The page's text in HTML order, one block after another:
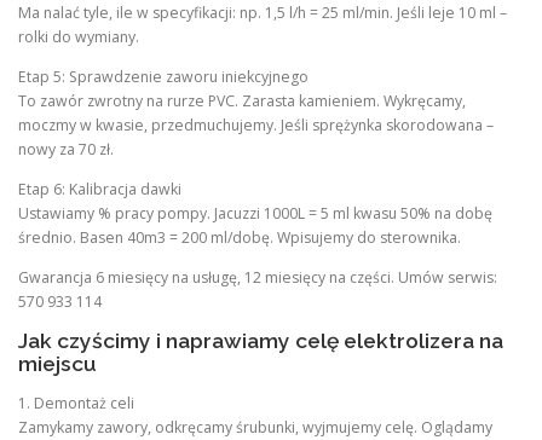
Ma nalać tyle, ile w specyfikacji: np. 1,5 l/h = 25 ml/min. Jeśli leje 10 ml –
rolki do wymiany.
Etap 5: Sprawdzenie zaworu iniekcyjnego
To zawór zwrotny na rurze PVC. Zarasta kamieniem. Wykręcamy,
moczmy w kwasie, przedmuchujemy. Jeśli sprężynka skorodowana –
nowy za 70 zł.
Etap 6: Kalibracja dawki
Ustawiamy % pracy pompy. Jacuzzi 1000L = 5 ml kwasu 50% na dobę
średnio. Basen 40m3 = 200 ml/dobę. Wpisujemy do sterownika.
Gwarancja 6 miesięcy na usługę, 12 miesięcy na części. Umów serwis:
570 933 114
Jak czyścimy i naprawiamy celę elektrolizera na
miejscu
1. Demontaż celi
Zamykamy zawory, odkręcamy śrubunki, wyjmujemy celę. Oglądamy